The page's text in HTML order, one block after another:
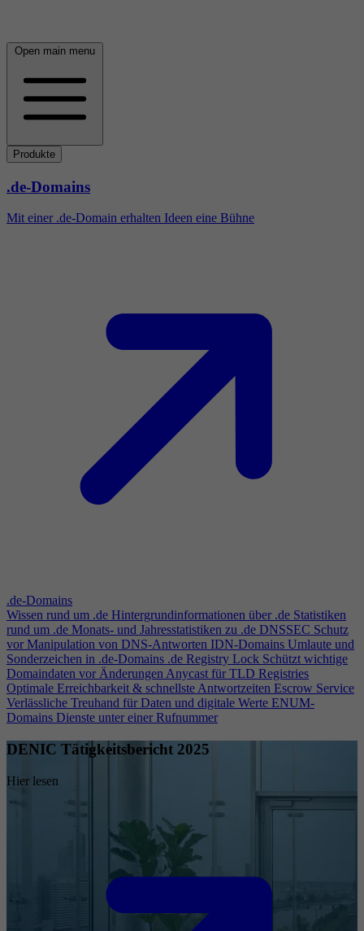
Open main menu
Produkte
.de-Domains
Mit einer .de-Domain erhalten Ideen eine Bühne
.de-Domains
Wissen rund um .de Hintergrundinformationen über .de Statistiken
rund um .de Monats- und Jahresstatistiken zu .de DNSSEC Schutz
vor Manipulation von DNS-Antworten IDN-Domains Umlaute und
Sonderzeichen in .de-Domains .de Registry Lock Schützt wichtige
Domaindaten vor ÄnderungenAnycast für TLD Registries
Optimale Erreichbarkeit & schnellste Antwortzeiten Escrow Service
Verlässliche Treuhand für Daten und digitale Werte ENUM-
Domains Dienste unter einer Rufnummer
DENIC Tätigkeitsbericht 2025
Hier lesen